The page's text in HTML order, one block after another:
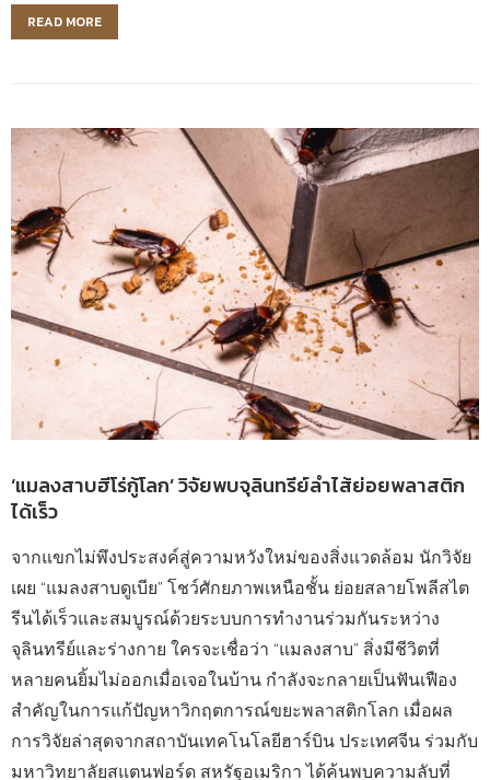
READ MORE
‘แมลงสาบฮีโร่กู้โลก’ วิจัยพบจุลินทรีย์ลำไส้ย่อยพลาสติก
ได้เร็ว
จากแขกไม่พึงประสงค์สู่ความหวังใหม่ของสิ่งแวดล้อม นักวิจัย
เผย “แมลงสาบดูเบีย” โชว์ศักยภาพเหนือชั้น ย่อยสลายโพลีสไต
รีนได้เร็วและสมบูรณ์ด้วยระบบการทำงานร่วมกันระหว่าง
จุลินทรีย์และร่างกาย ใครจะเชื่อว่า “แมลงสาบ” สิ่งมีชีวิตที่
หลายคนยิ้มไม่ออกเมื่อเจอในบ้าน กำลังจะกลายเป็นฟันเฟือง
สำคัญในการแก้ปัญหาวิกฤตการณ์ขยะพลาสติกโลก เมื่อผล
การวิจัยล่าสุดจากสถาบันเทคโนโลยีฮาร์บิน ประเทศจีน ร่วมกับ
มหาวิทยาลัยสแตนฟอร์ด สหรัฐอเมริกา ได้ค้นพบความลับที่